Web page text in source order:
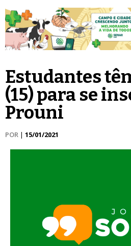
Estudantes
(15) para se
Prouni
POR | 15/01/2021